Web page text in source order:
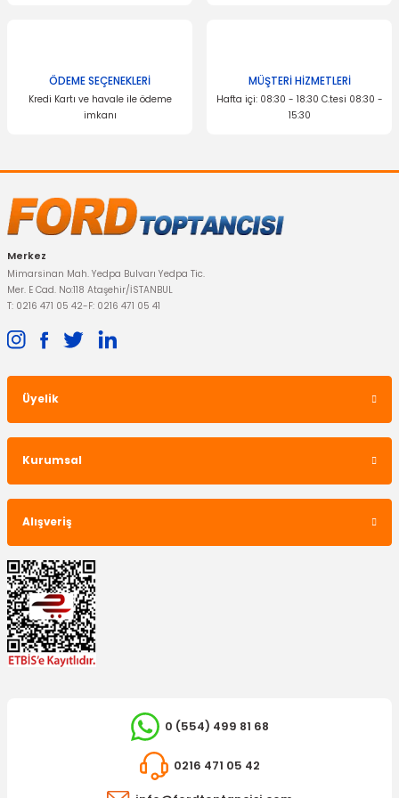
İTHAL ÜRÜN
Z Rot (Askı Rotu) Mondeo S-Max
357,89 TL
TÜKENDİ
Ön Disk Ayna S-Max 30mm
ÖDEME SEÇENEKLERİ
Kredi Kartı ve havale ile ödeme
imkanı
MÜŞTERİ HİZMETLERİ
Hafta içi: 08:30 - 18:30 C.tesi 08:30 -
15:30
Merkez
Mimarsinan Mah. Yedpa Bulvarı Yedpa Tic.
Mer. E Cad. No:118 Ataşehir/İSTANBUL
T: 0216 471 05 42-F: 0216 471 05 41
Üyelik
Kurumsal
Alışveriş
0 (554) 499 81 68
0216 471 05 42